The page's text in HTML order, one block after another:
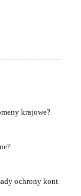
krajowe?
ochrony kont